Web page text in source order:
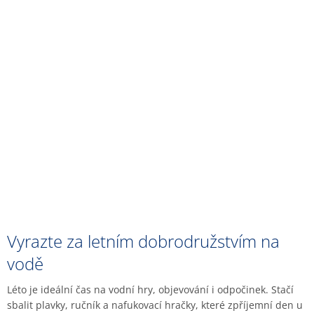
Vyrazte za letním dobrodružstvím na
vodě
Léto je ideální čas na vodní hry, objevování i odpočinek. Stačí
sbalit plavky, ručník a nafukovací hračky, které zpříjemní den u